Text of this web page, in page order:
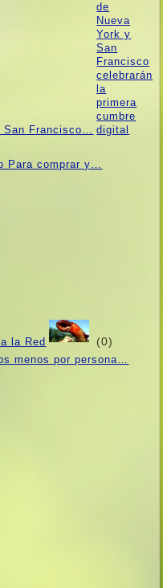
San Francisco…
Para comprar y…
la Red (0)
menos por persona…